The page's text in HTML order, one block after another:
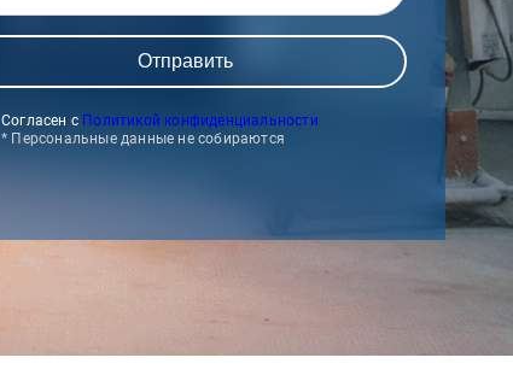
Согласен с Политикой конфиденциальности
* Персональные данные не собираются